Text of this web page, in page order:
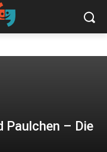
Paulchen – Die